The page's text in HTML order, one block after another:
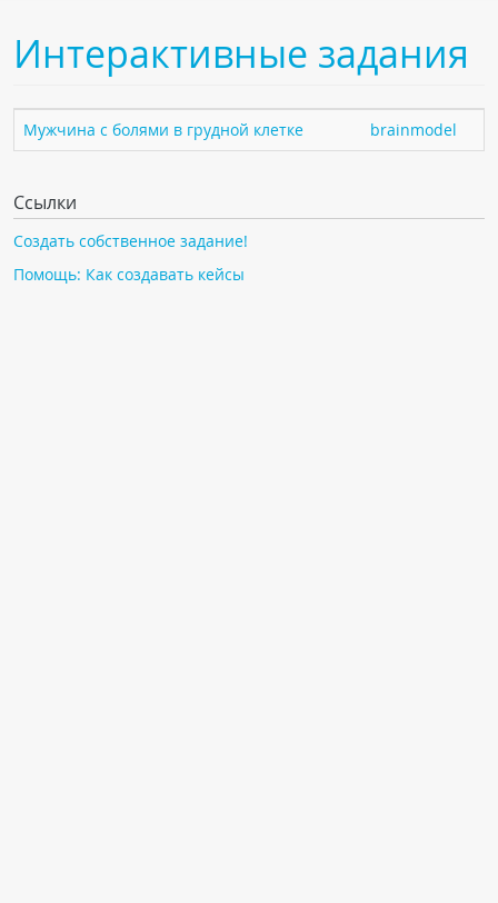
ПАЦИЕНТАМ
Компьютерная томография (КТ)
Магнитно-резонансная томография (МРТ)
Спросить врача
Интерактивные задания
Мужчина с болями в грудной клетке brainmodel
Ссылки
Создать собственное задание!
Помощь: Как создавать кейсы